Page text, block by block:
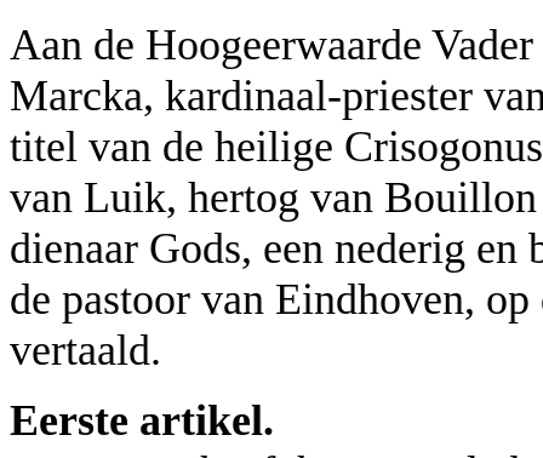
Aan de Hoogeerwaarde
Marcka, kardinaal-priester
titel van de heilige
van Luik, hertog van
dienaar Gods, een nederig
de pastoor van Eindhoven,
vertaald.
Eerste artikel.